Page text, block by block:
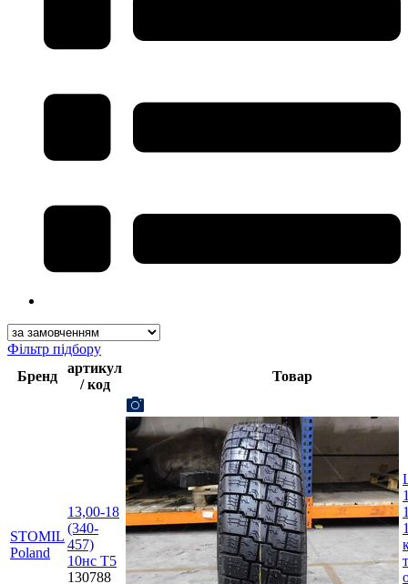
Фільтр підбору
Бренд
артикул
/ код
Товар
STOMIL
Poland
13,00-18
(340-
457)
10нс T5
130788